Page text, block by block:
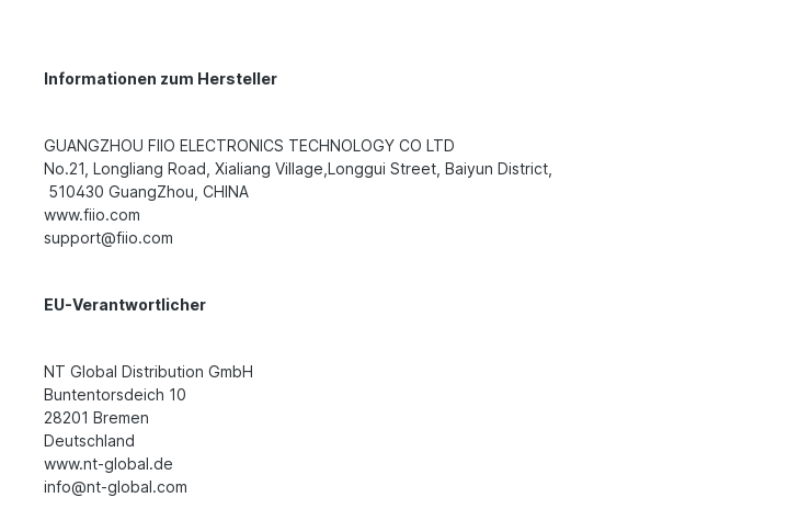
Informationen zum Hersteller
GUANGZHOU FIIO ELECTRONICS TECHNOLOGY CO LTD
No.21, Longliang Road, Xialiang Village,Longgui Street, Baiyun District,
510430 GuangZhou, CHINA
www.fiio.com
support@fiio.com
EU-Verantwortlicher
NT Global Distribution GmbH
Buntentorsdeich 10
28201 Bremen
Deutschland
www.nt-global.de
info@nt-global.com